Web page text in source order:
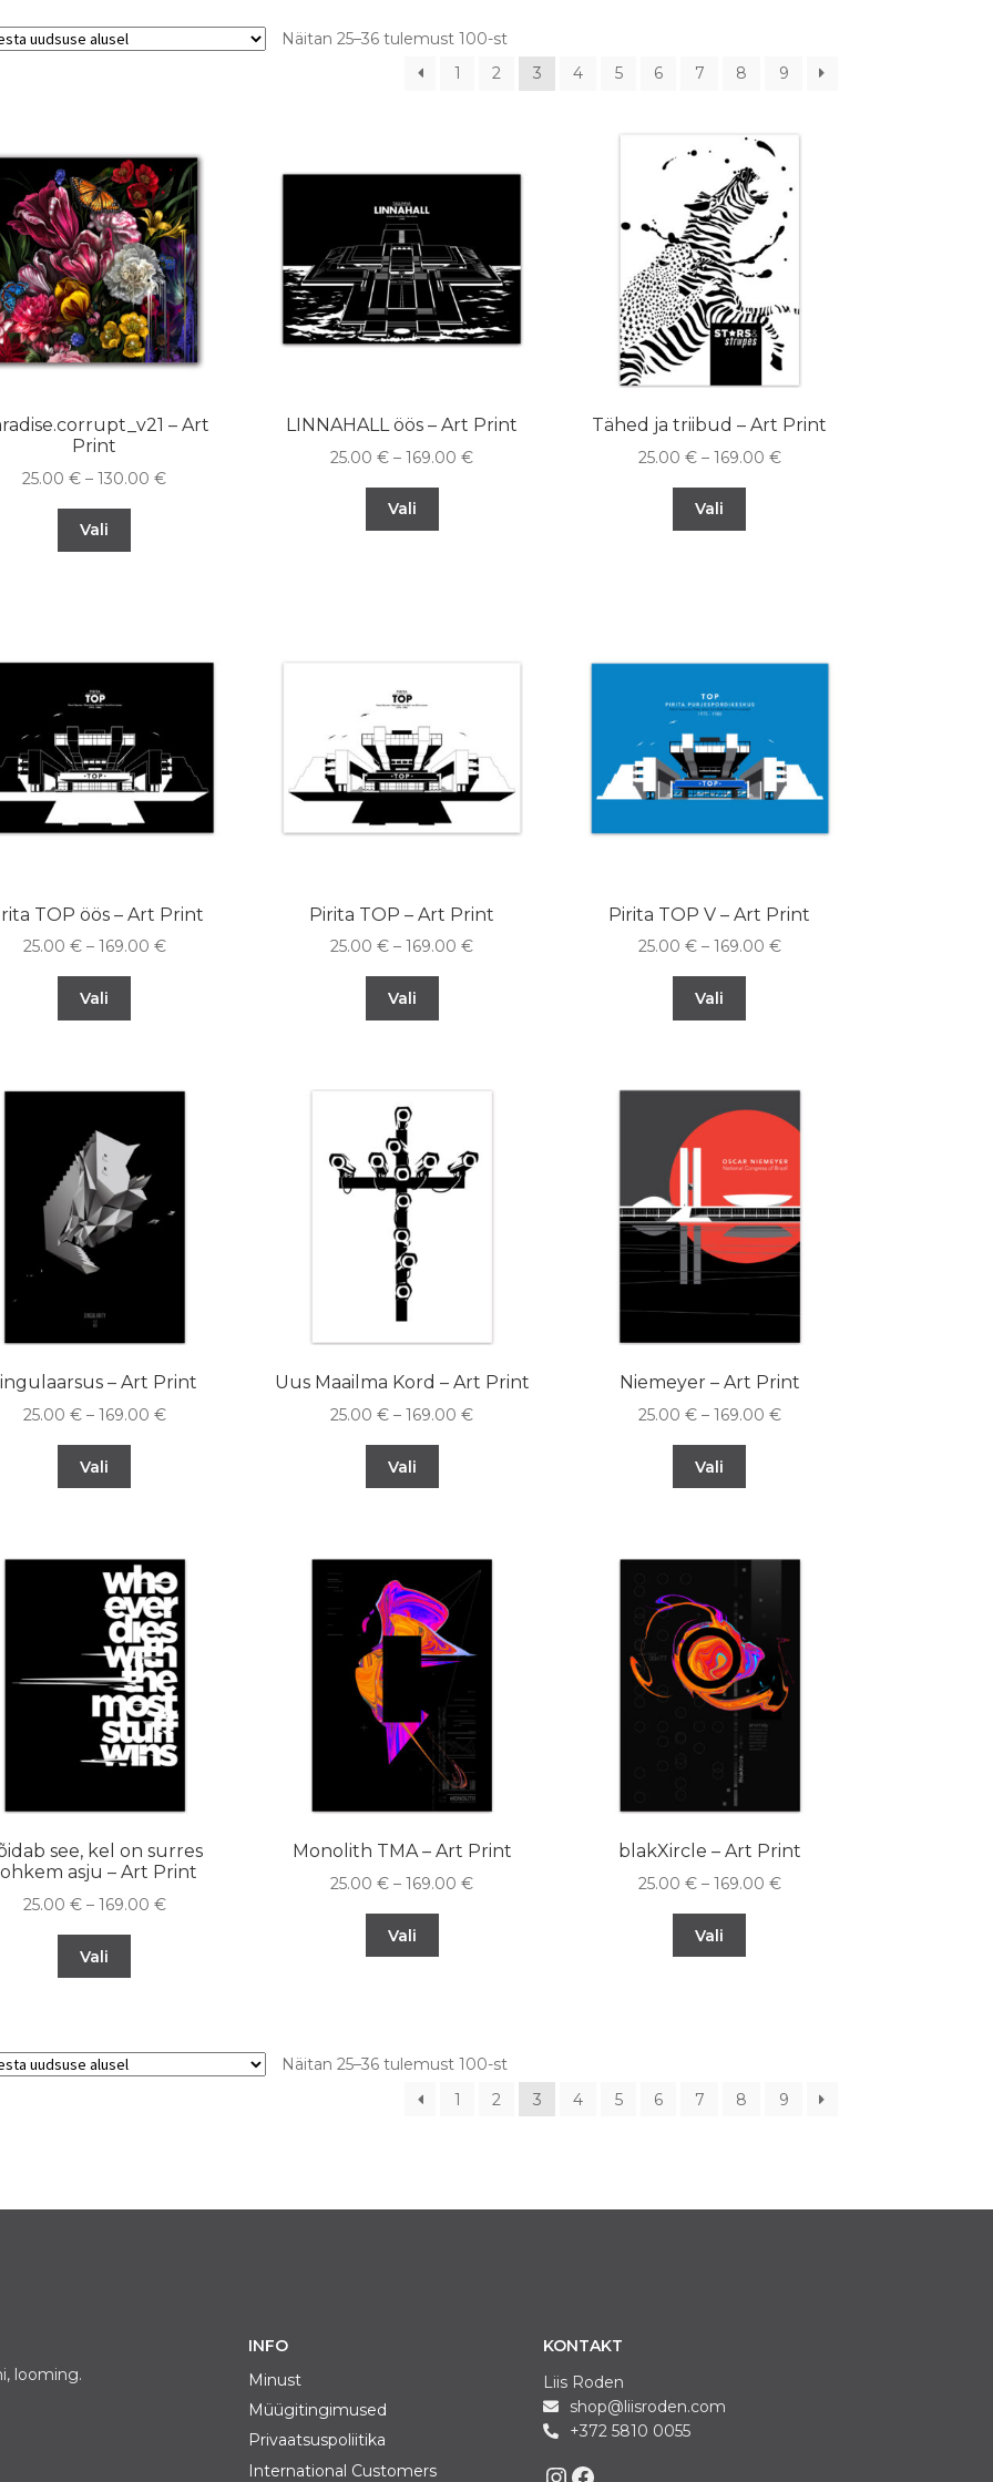
Näitan 25–36 tulemust 100-st
1
2 3 4 5 6 7 8 9
– Art
Print
25.00€ –130.00€
Vali
LINNAHALL öös – Art Print
25.00€ –169.00€
Vali
Tähed ja triibud – Art Print
25.00 €– 169.00 €
Vali
TOP öös – Art Print
25.00 €– 169.00 €
Vali
Pirita TOP – Art Print
25.00€ –169.00€
Vali
Pirita TOP V – Art Print
25.00 €– 169.00 €
Vali
– Art Print
25.00 €– 169.00 €
Vali
Uus Maailma Kord – Art Print
25.00€ –169.00€
Vali
Niemeyer – Art Print
25.00 €– 169.00 €
Vali
see, kel on surres
asju – Art Print
25.00 €– 169.00 €
Vali
Monolith TMA – Art Print
25.00€ –169.00€
Vali
blakXircle – Art Print
25.00 €– 169.00 €
Vali
Näitan 25–36 tulemust 100-st
1
2 3 4 5 6 7 8 9
looming.
INFO
Minust
Müügitingimused
Privaatsuspoliitika
International Customers
KONTAKT
Liis Roden
shop@liisroden.com
+372 5810 0055